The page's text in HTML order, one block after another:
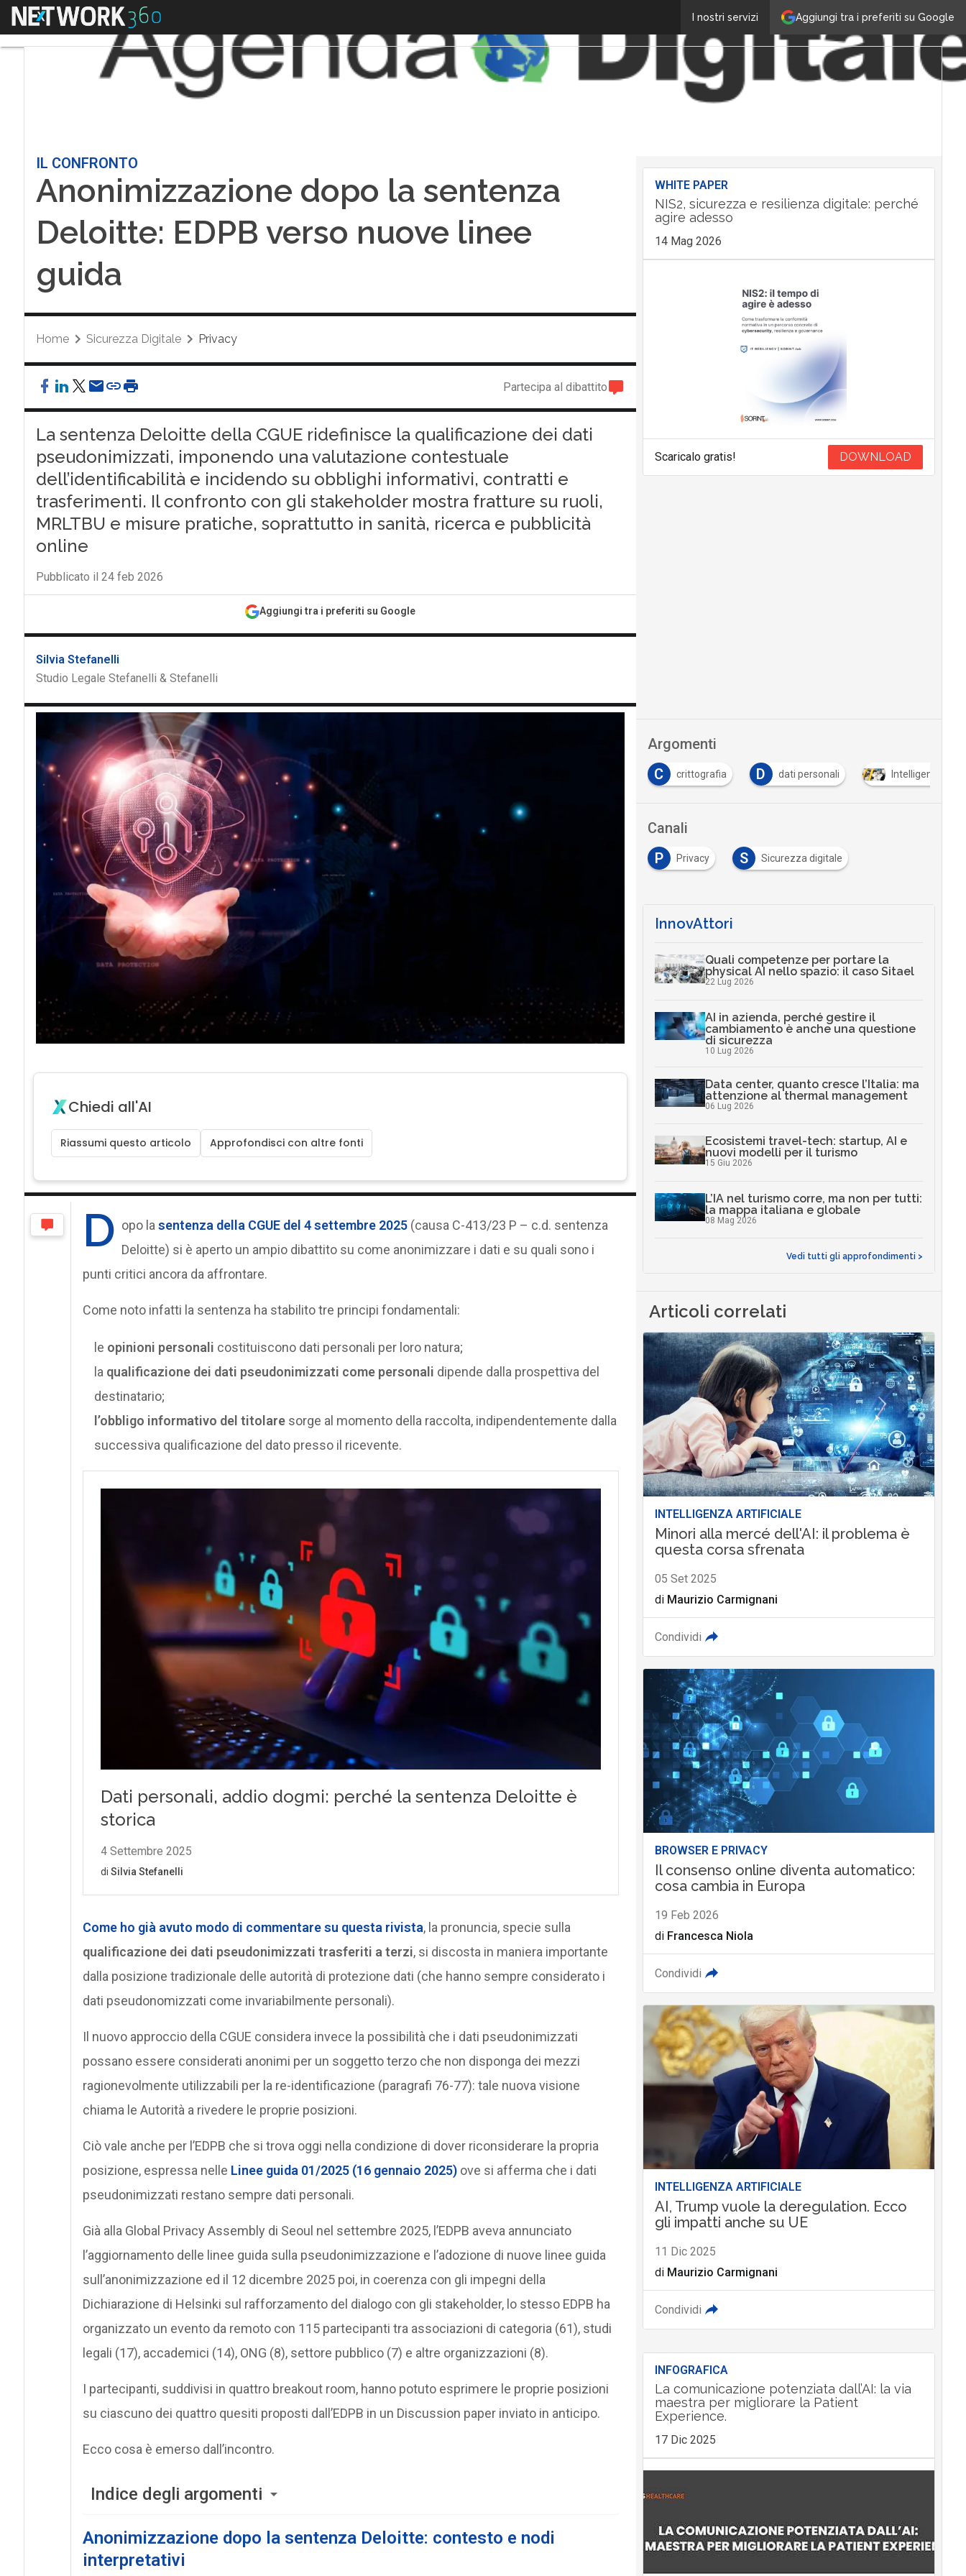
Aggiungi tra i preferiti su Google
I nostri servizi
Menu
IL CONFRONTO
Anonimizzazione dopo la sentenza
Deloitte: EDPB verso nuove linee
guida
Home Sicurezza Digitale Privacy
Partecipa al dibattito
La sentenza Deloitte della CGUE ridefinisce la qualificazione dei dati
pseudonimizzati, imponendo una valutazione contestuale
dell’identificabilità e incidendo su obblighi informativi, contratti e
trasferimenti. Il confronto con gli stakeholder mostra fratture su ruoli,
MRLTBU e misure pratiche, soprattutto in sanità, ricerca e pubblicità
online
Pubblicato il 24 feb 2026
Aggiungi tra i preferiti su Google
Silvia Stefanelli
Studio Legale Stefanelli & Stefanelli
Chiedi all'AI
Riassumi questo articolo Approfondisci con altre fonti
D opo la sentenza della CGUE del 4 settembre 2025(causa C-413/23 P – c.d. sentenza
Deloitte) si è aperto un ampio dibattito su come anonimizzare i dati e su quali sono i
punti critici ancora da affrontare.
Come noto infatti la sentenza ha stabilito tre principi fondamentali:
le opinioni personali costituiscono dati personali per loro natura;
la qualificazione dei dati pseudonimizzati come personali dipende dalla prospettiva del
destinatario;
l’obbligo informativo del titolaresorge al momento della raccolta, indipendentemente dalla
successiva qualificazione del dato presso il ricevente.
Come ho già avuto modo di commentare su questa rivista, la pronuncia, specie sulla
qualificazione dei dati pseudonimizzati trasferiti a terzi, si discosta in maniera importante
dalla posizione tradizionale delle autorità di protezione dati (che hanno sempre considerato i
dati pseudonomizzati come invariabilmente personali).
Il nuovo approccio della CGUE considera invece la possibilità che i dati pseudonimizzati
possano essere considerati anonimi per un soggetto terzo che non disponga dei mezzi
ragionevolmente utilizzabili per la re-identificazione (paragrafi 76-77): tale nuova visione
chiama le Autorità a rivedere le proprie posizioni.
Ciò vale anche per l’EDPB che si trova oggi nella condizione di dover riconsiderare la propria
posizione, espressa nelle Linee guida 01/2025 (16 gennaio 2025)ove si afferma che i dati
pseudonimizzati restano sempre dati personali.
Già alla Global Privacy Assembly di Seoul nel settembre 2025, l’EDPB aveva annunciato
l’aggiornamento delle linee guida sulla pseudonimizzazione e l’adozione di nuove linee guida
sull’anonimizzazione ed il 12 dicembre 2025 poi, in coerenza con gli impegni della
Dichiarazione di Helsinki sul rafforzamento del dialogo con gli stakeholder, lo stesso EDPB ha
organizzato un evento da remoto con 115 partecipanti tra associazioni di categoria (61), studi
legali (17), accademici (14), ONG (8), settore pubblico (7) e altre organizzazioni (8).
I partecipanti, suddivisi in quattro breakout room, hanno potuto esprimere le proprie posizioni
su ciascuno dei quattro quesiti proposti dall’EDPB in un Discussion paper inviato in anticipo.
Ecco cosa è emerso dall’incontro.
Indice degli argomenti
Anonimizzazione dopo la sentenza Deloitte: contesto e nodi
interpretativi
WHITE PAPER
NIS2, sicurezza e resilienza digitale: perché
agire adesso
14 Mag 2026
Scaricalo gratis! DOWNLOAD
Argomenti
D dati personali Intelligenza Artificiale
Canali
P
Privacy S Sicurezza digitale
InnovAttori
Quali competenze per portare la
physical AI nello spazio: il caso Sitael
22 Lug 2026
AI in azienda, perché gestire il
cambiamento è anche una questione
di sicurezza
10 Lug 2026
Data center, quanto cresce l’Italia: ma
attenzione al thermal management
06 Lug 2026
Ecosistemi travel-tech: startup, AI e
nuovi modelli per il turismo
15 Giu 2026
L’IA nel turismo corre, ma non per tutti:
la mappa italiana e globale
08 Mag 2026
Vedi tutti gli approfondimenti >
Articoli correlati
INTELLIGENZA ARTIFICIALE
Minori alla mercé dell'AI: il problema è
questa corsa sfrenata
05 Set 2025
di Maurizio Carmignani
Condividi
BROWSER E PRIVACY
Il consenso online diventa automatico:
cosa cambia in Europa
19 Feb 2026
di Francesca Niola
Condividi
INTELLIGENZA ARTIFICIALE
AI, Trump vuole la deregulation. Ecco
gli impatti anche su UE
11 Dic 2025
di Maurizio Carmignani
Condividi
INFOGRAFICA
La comunicazione potenziata dall’AI: la via
maestra per migliorare la Patient
Experience.
17 Dic 2025